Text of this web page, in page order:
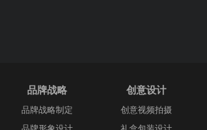
品牌战略
品牌战略制定
品牌形象设计
创意设计
创意视频拍摄
礼盒包装设计